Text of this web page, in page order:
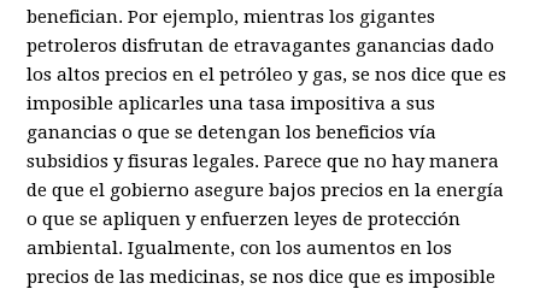
benefician. Por ejemplo, mientras los gigantes
petroleros disfrutan de etravagantes ganancias dado
los altos precios en el petróleo y gas, se nos dice que es
imposible aplicarles una tasa impositiva a sus
ganancias o que se detengan los beneficios vía
subsidios y fisuras legales. Parece que no hay manera
de que el gobierno asegure bajos precios en la energía
o que se apliquen y enfuerzen leyes de protección
ambiental. Igualmente, con los aumentos en los
precios de las medicinas, se nos dice que es imposible